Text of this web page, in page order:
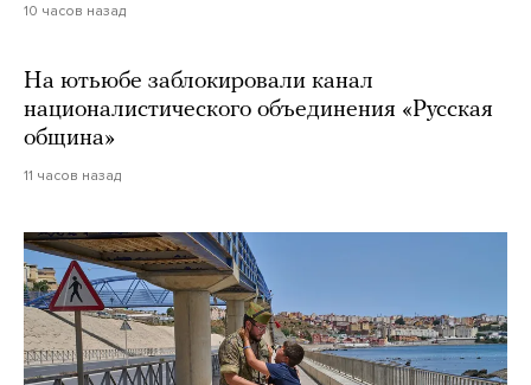
10 часов назад
На ютьюбе заблокировали канал
националистического объединения «Русская
община»
11 часов назад